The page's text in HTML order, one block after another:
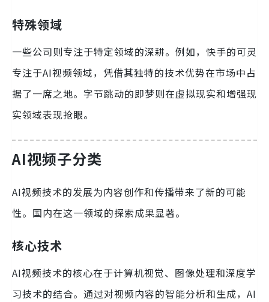
特殊领域
一些公司则专注于特定领域的深耕。例如，快手的可灵
专注于AI视频领域，凭借其独特的技术优势在市场中占
据了一席之地。字节跳动的即梦则在虚拟现实和增强现
实领域表现抢眼。
AI视频子分类
AI视频技术的发展为内容创作和传播带来了新的可能
性。国内在这一领域的探索成果显著。
核心技术
AI视频技术的核心在于计算机视觉、图像处理和深度学
习技术的结合。通过对视频内容的智能分析和生成，AI